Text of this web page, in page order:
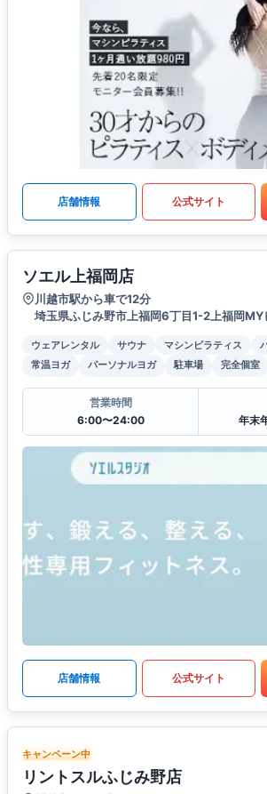
店舗情報 公式サイト
ソエル上福岡店
川越市駅から車で12分
埼玉県ふじみ野市上福岡6丁目1-2上福岡MY
ウェアレンタル サウナ マシンピラティス
常温ヨガ
パーソナルヨガ 駐車場 完全個室
営業時間
6:00〜24:00
年末
店舗情報 公式サイト
キャンペーン中
リントスルふじみ野店